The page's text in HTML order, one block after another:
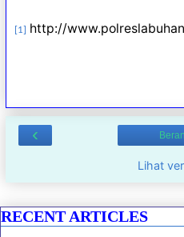
[1] http://
‹
Lihat
RECENT ARTICLES